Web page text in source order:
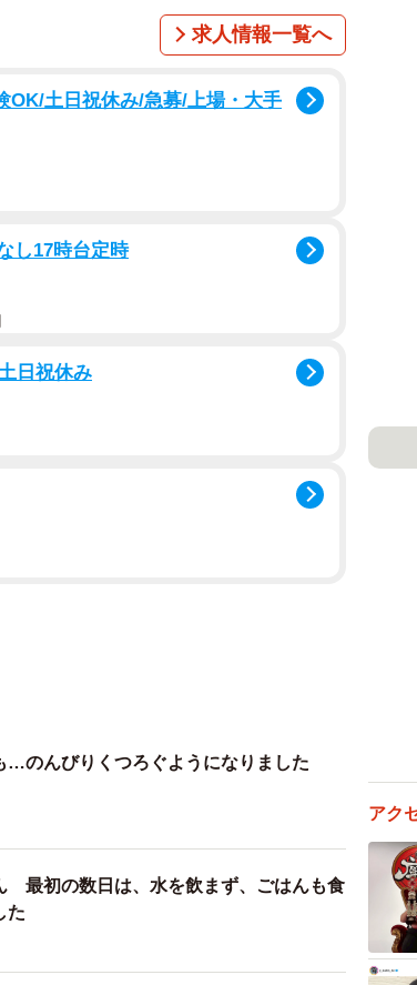
求人情報一覧へ
OK/土日祝休み/急募/上場・大手
し17時台定時
日祝休み
…のんびりくつろぐようになりました
最初の数日は、水を飲まず、ごはんも食
た
アク